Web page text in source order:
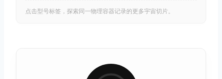
点击型号标签，探索同一物理容器记录的更多宇宙切片。